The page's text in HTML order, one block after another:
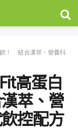
！ 結合漢萃、營養科
高蛋白
萃、營
控配方